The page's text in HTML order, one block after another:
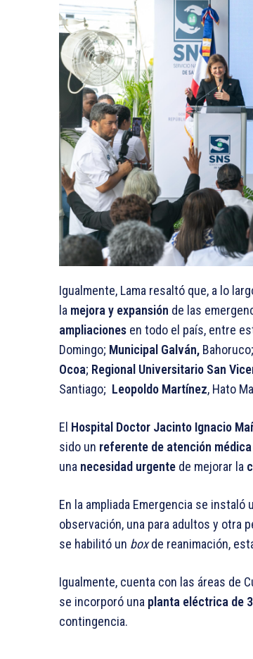
Igualmente, Lama resaltó que, a lo
la mejora y expansión de las
ampliaciones en todo el país, entre
Domingo; Municipal Galván, Bahoruco;
Ocoa; Regional Universitario San
Santiago; Leopoldo Martínez, Hato
El Hospital Doctor Jacinto Ignacio
sido un referente de atención médica
una necesidad urgente de mejorar la
En la ampliada Emergencia se instaló
observación, una para adultos y otra
se habilitó un boxde reanimación,
Igualmente, cuenta con las áreas de
se incorporó una planta eléctrica de
contingencia.